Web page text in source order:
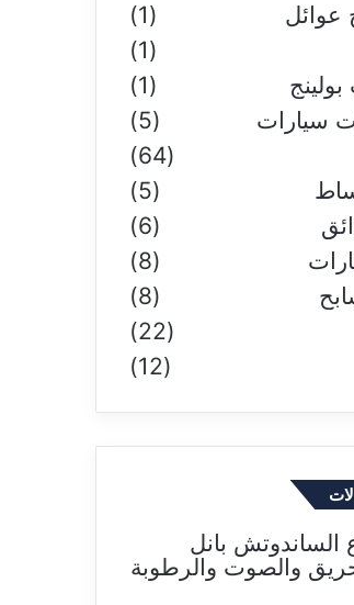
عوائل
(1)
(1)
(1)
سيارات
(5)
(64)
(5)
(6)
(8)
(8)
(22)
(12)
الساندوتش بانل
والصوت والرطوبة